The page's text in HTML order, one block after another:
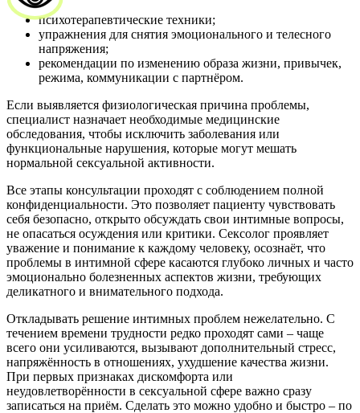
психотерапевтические техники;
упражнения для снятия эмоционального и телесного
напряжения;
рекомендации по изменению образа жизни, привычек,
режима, коммуникации с партнёром.
Если выявляется физиологическая причина проблемы,
специалист назначает необходимые медицинские
обследования, чтобы исключить заболевания или
функциональные нарушения, которые могут мешать
нормальной сексуальной активности.
Все этапы консультации проходят с соблюдением полной
конфиденциальности. Это позволяет пациенту чувствовать
себя безопасно, открыто обсуждать свои интимные вопросы,
не опасаться осуждения или критики. Сексолог проявляет
уважение и понимание к каждому человеку, осознаёт, что
проблемы в интимной сфере касаются глубоко личных и часто
эмоционально болезненных аспектов жизни, требующих
деликатного и внимательного подхода.
Откладывать решение интимных проблем нежелательно. С
течением времени трудности редко проходят сами – чаще
всего они усиливаются, вызывают дополнительный стресс,
напряжённость в отношениях, ухудшение качества жизни.
При первых признаках дискомфорта или
неудовлетворённости в сексуальной сфере важно сразу
записаться на приём. Сделать это можно удобно и быстро – по